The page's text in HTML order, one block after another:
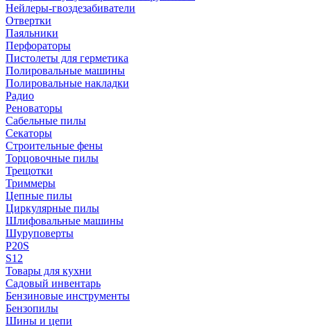
Нейлеры-гвоздезабиватели
Отвертки
Паяльники
Перфораторы
Пистолеты для герметика
Полировальные машины
Полировальные накладки
Радио
Реноваторы
Сабельные пилы
Секаторы
Строительные фены
Торцовочные пилы
Трещотки
Триммеры
Цепные пилы
Циркулярные пилы
Шлифовальные машины
Шуруповерты
P20S
S12
Товары для кухни
Садовый инвентарь
Бензиновые инструменты
Бензопилы
Шины и цепи